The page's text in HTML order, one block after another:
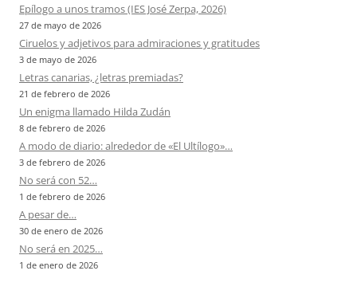
Epílogo a unos tramos (IES José Zerpa, 2026)
27 de mayo de 2026
Ciruelos y adjetivos para admiraciones y gratitudes
3 de mayo de 2026
Letras canarias, ¿letras premiadas?
21 de febrero de 2026
Un enigma llamado Hilda Zudán
8 de febrero de 2026
A modo de diario: alrededor de «El Ultílogo»…
3 de febrero de 2026
No será con 52…
1 de febrero de 2026
A pesar de…
30 de enero de 2026
No será en 2025…
1 de enero de 2026